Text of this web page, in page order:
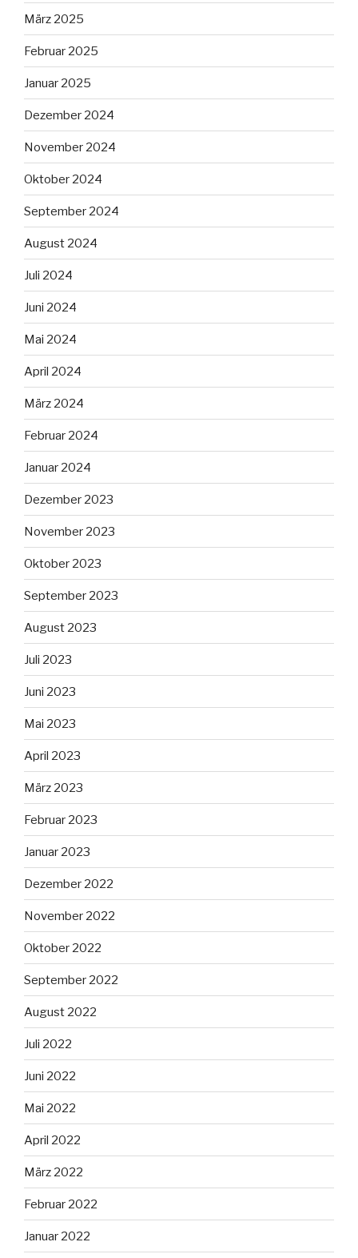
März 2025
Februar 2025
Januar 2025
Dezember 2024
November 2024
Oktober 2024
September 2024
August 2024
Juli 2024
Juni 2024
Mai 2024
April 2024
März 2024
Februar 2024
Januar 2024
Dezember 2023
November 2023
Oktober 2023
September 2023
August 2023
Juli 2023
Juni 2023
Mai 2023
April 2023
März 2023
Februar 2023
Januar 2023
Dezember 2022
November 2022
Oktober 2022
September 2022
August 2022
Juli 2022
Juni 2022
Mai 2022
April 2022
März 2022
Februar 2022
Januar 2022